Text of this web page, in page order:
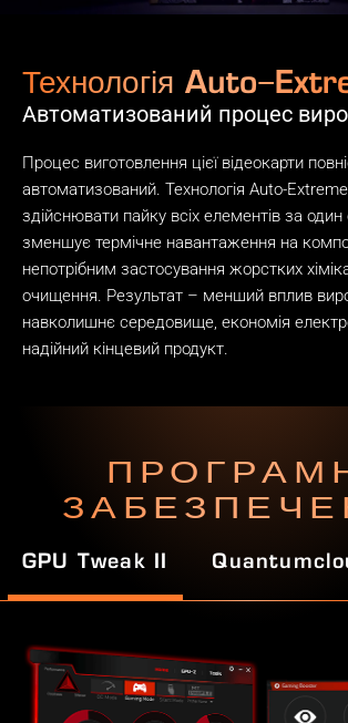
Технологія
Автоматизований процес
Процес виготовлення цієї відеокарти
автоматизований. Технологія Auto-
здійснювати пайку всіх елементів за
зменшує термічне навантаження на
непотрібним застосування жорстких
очищення. Результат – менший вплив
навколишнє середовище, економія
надійний кінцевий продукт.
GPU Tweak II